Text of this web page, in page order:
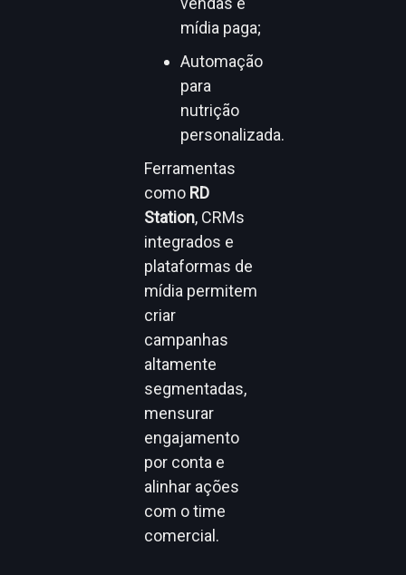
mídia paga;
Automação
para
nutrição
personalizada.
Ferramentas
como RD
Station, CRMs
integrados e
plataformas de
mídia permitem
criar
campanhas
altamente
segmentadas,
mensurar
engajamento
por conta e
alinhar ações
com o time
comercial.